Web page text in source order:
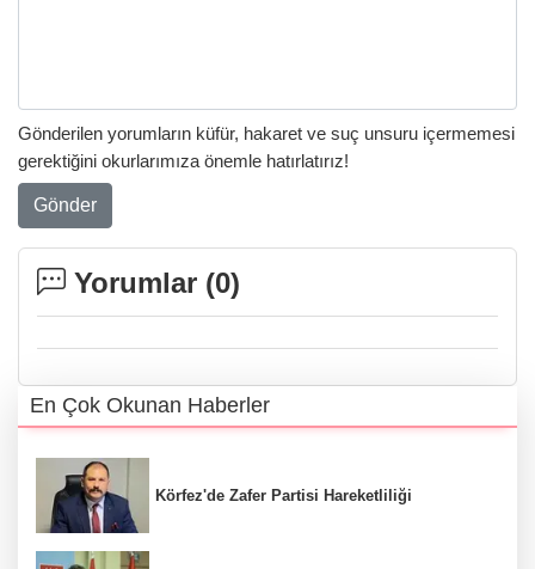
Gönderilen yorumların küfür, hakaret ve suç unsuru içermemesi
gerektiğini okurlarımıza önemle hatırlatırız!
Gönder
Yorumlar (0)
En Çok Okunan Haberler
Körfez'de Zafer Partisi Hareketliliği